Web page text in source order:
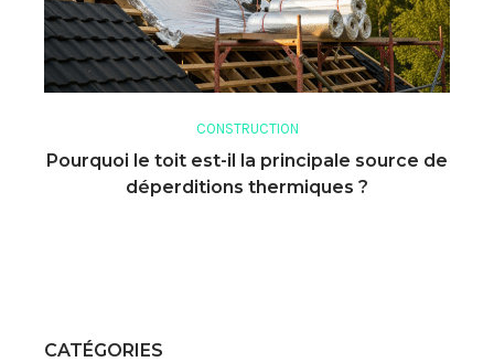
CONSTRUCTION
Pourquoi le toit est-il la principale source de
déperditions thermiques ?
CATÉGORIES